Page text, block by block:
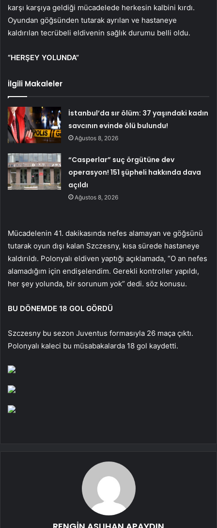
karşı karşıya geldiği mücadelede herkesin kalbini kırdı.
Oyundan göğsünden tutarak ayrılan ve hastaneye
kaldırılan tecrübeli eldivenin sağlık durumu belli oldu.
“HERŞEY YOLUNDA”
İlgili Makaleler
İstanbul’da sır ölüm: 37 yaşındaki kadın
savcının evinde ölü bulundu!
Ağustos 8, 2026
“Casperlar” suç örgütüne dev
operasyon! 151 şüpheli hakkında dava
açıldı
Ağustos 8, 2026
Mücadelenin 41. dakikasında nefes alamayan ve göğsünü
tutarak oyun dışı kalan Szczesny, kısa sürede hastaneye
kaldırıldı. Polonyalı eldiven yaptığı açıklamada, “O an nefes
alamadığım için endişelendim. Gerekli kontroller yapıldı,
her şey yolunda, bir sorunum yok” dedi. söz konusu.
BU DÖNEMDE 18 GOL GÖRDÜ
Szczesny bu sezon Juventus formasıyla 26 maça çıktı.
Polonyalı kaleci bu müsabakalarda 18 gol kaydetti.